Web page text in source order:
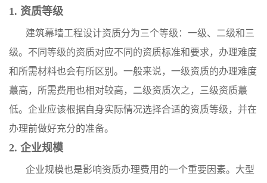
1. 资质等级
建筑幕墙工程设计资质分为三个等级：一级、二级和三
级。不同等级的资质对应不同的资质标准和要求，办理难度
和所需材料也会有所区别。一般来说，一级资质的办理难度
蕞高，所需费用也相对较高，二级资质次之，三级资质蕞
低。企业应该根据自身实际情况选择合适的资质等级，并在
办理前做好充分的准备。
2. 企业规模
企业规模也是影响资质办理费用的一个重要因素。大型